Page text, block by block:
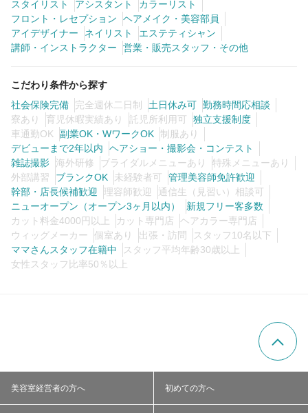
スタイリスト
アシスタント
カラーリスト
フロント・レセプション
ヘアメイク・美容部員
アイデザイナー
ネイリスト
エステティシャン
講師・インストラクター
営業・販売スタッフ・その他
こだわり条件から探す
社会保険完備
完全週休二日制 土日休み可 勤務時間応相談
寮あり
育児休暇実績あり 託児所利用可
独立支援制度
車通勤OK
副業OK・WワークOK 制服あり
デビューまで2年以内
ヘアショー・撮影会・コンテスト
雑誌撮影 海外研修 ブライダルメニューあり
特殊メニューあり
外部講習
ブランクOK 未経験者可
管理美容師免許歓迎
幹部・店長候補歓迎
理容師歓迎
通信生（見習い）相談可
ニューオープン（オープン3ヶ月以内）
新規フリー客多数
カット料金4000円以上
カット専門店
ヘアカラー専門店
ウィッグメーカー
個室あり 出張・訪問
スタッフ10名以下
ママさんスタッフ在籍中
スタッフ平均年齢30歳以上
女性スタッフ比率50％以上
美容室経営者の方へ 初めての方へ